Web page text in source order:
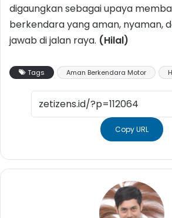
digaungkan sebagai upaya
berkendara yang aman, nyaman,
jawab di jalan raya. (Hilal)
Tags Aman Berkendara Motor
Copy URL